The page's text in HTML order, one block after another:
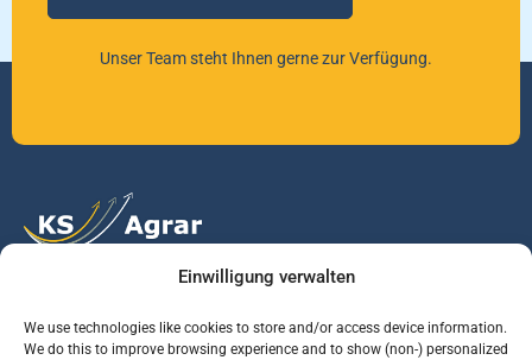
Einwilligung verwalten
We use technologies like cookies to store and/or access device information.
We do this to improve browsing experience and to show (non-) personalized
Unser Team steht Ihnen gerne zur Verfügung.
Vertrauen Sie auf unsere Expertise im Agrarmarkt.